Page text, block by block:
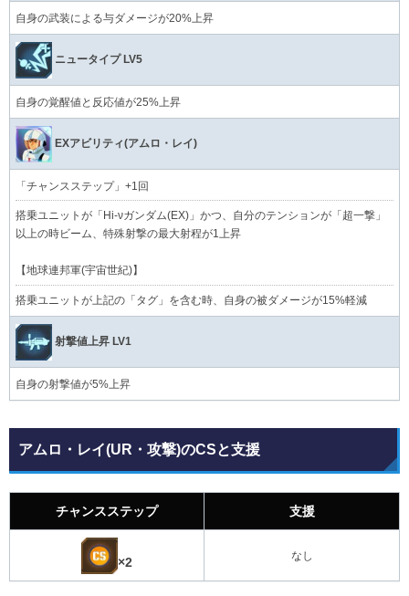
自身の武装による与ダメージが20%上昇
ニュータイプ LV5
自身の覚醒値と反応値が25%上昇
EXアビリティ(アムロ・レイ)
「チャンスステップ」+1回
搭乗ユニットが「Hi‐νガンダム(EX)」かつ、自分のテンションが「超一撃」
以上の時ビーム、特殊射撃の最大射程が1上昇
【地球連邦軍(宇宙世紀)】
搭乗ユニットが上記の「タグ」を含む時、自身の被ダメージが15%軽減
射撃値上昇 LV1
自身の射撃値が5%上昇
アムロ・レイ(UR・攻撃)のCSと支援
チャンスステップ 支援
×2 なし